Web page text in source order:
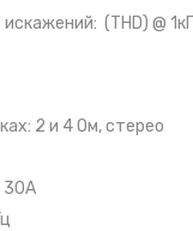
(THD) @
2 и 4 Ом, стерео
30А